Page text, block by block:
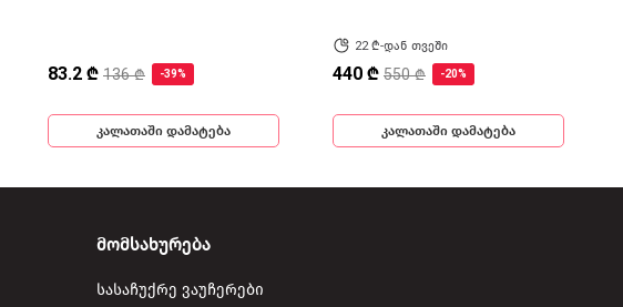
83.2 ₾ 136 ₾ -39%
კალათაში დამატება
22 ₾-დან თვეში
440 ₾ 550 ₾ -20%
კალათაში დამატება
მომსახურება
სასაჩუქრე ვაუჩერები